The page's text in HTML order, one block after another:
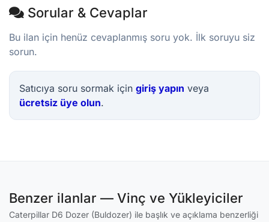
Sorular & Cevaplar
Bu ilan için henüz cevaplanmış soru yok. İlk soruyu siz
sorun.
Satıcıya soru sormak için giriş yapın veya
ücretsiz üye olun.
Benzer ilanlar — Vinç ve Yükleyiciler
Caterpillar D6 Dozer (Buldozer) ile başlık ve açıklama benzerliği